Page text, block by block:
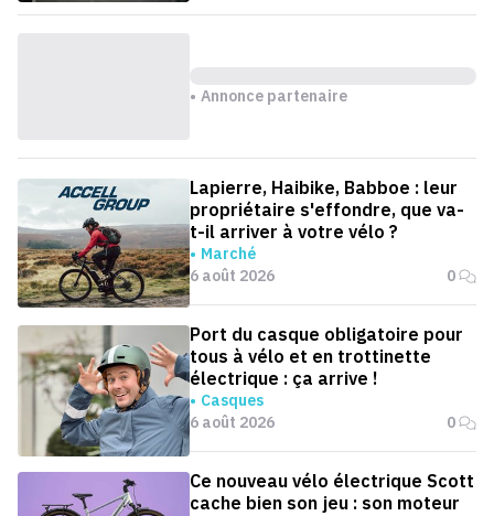
Annonce partenaire
Lapierre, Haibike, Babboe : leur
propriétaire s'effondre, que va-
t-il arriver à votre vélo ?
Marché
6 août 2026
0
Port du casque obligatoire pour
tous à vélo et en trottinette
électrique : ça arrive !
Casques
6 août 2026
0
Ce nouveau vélo électrique Scott
cache bien son jeu : son moteur